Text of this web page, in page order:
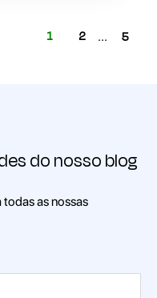
1 2 ... 5
do nosso blog
as nossas